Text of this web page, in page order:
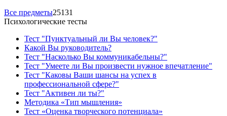
Все предметы25131
Психологические тесты
Тест "Пунктуальный ли Вы человек?"
Какой Вы руководитель?
Тест "Насколько Вы коммуникабельны?"
Тест "Умеете ли Вы произвести нужное впечатление"
Тест "Каковы Ваши шансы на успех в
профессиональной сфере?"
Тест "Активен ли ты?"
Методика «Тип мышления»
Тест «Оценка творческого потенциала»